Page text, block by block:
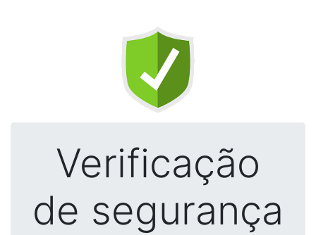
Verificação
de segurança